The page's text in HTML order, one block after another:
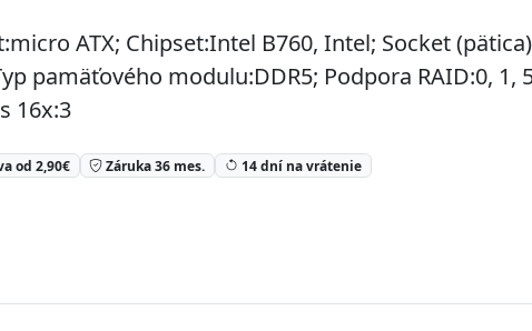
ATX; Chipset:Intel B760, Intel; Socket
pamäťového modulu:DDR5; Podpora RAID:0, 1,
16x:3
od 2,90€ Záruka 36 mes. 14 dní na vrátenie